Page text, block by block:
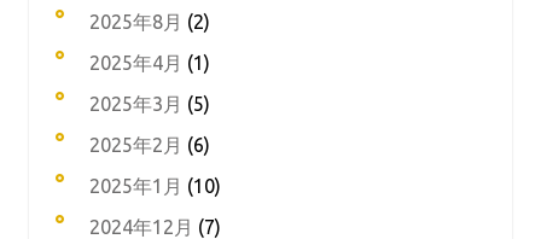
2025年8月 (2)
2025年4月 (1)
2025年3月 (5)
2025年2月 (6)
2025年1月 (10)
2024年12月 (7)